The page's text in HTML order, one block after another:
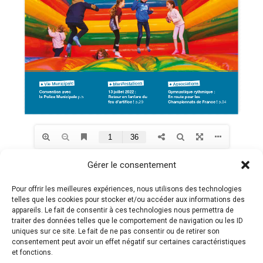
Gérer le consentement
Pour offrir les meilleures expériences, nous utilisons des technologies
telles que les cookies pour stocker et/ou accéder aux informations des
appareils. Le fait de consentir à ces technologies nous permettra de
traiter des données telles que le comportement de navigation ou les ID
uniques sur ce site. Le fait de ne pas consentir ou de retirer son
consentement peut avoir un effet négatif sur certaines caractéristiques
et fonctions.
Politiques de confidentialité
Gestion des cookies